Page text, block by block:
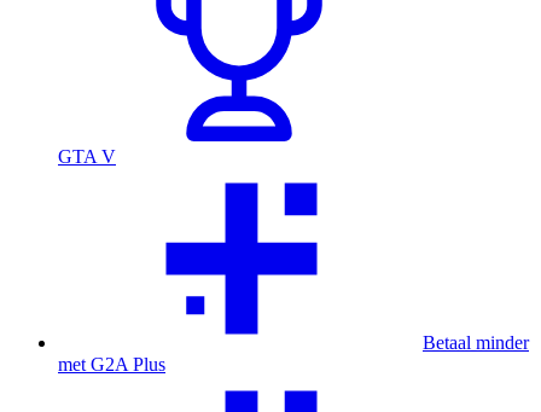
GTA V
Betaal minder
met G2A Plus